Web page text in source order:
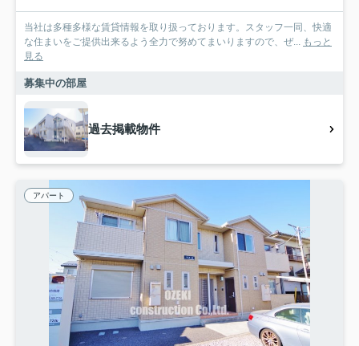
当社は多種多様な賃貸情報を取り扱っております。スタッフ一同、快適
な住まいをご提供出来るよう全力で努めてまいりますので、ぜ... もっと
見る
募集中の部屋
過去掲載物件
アパート